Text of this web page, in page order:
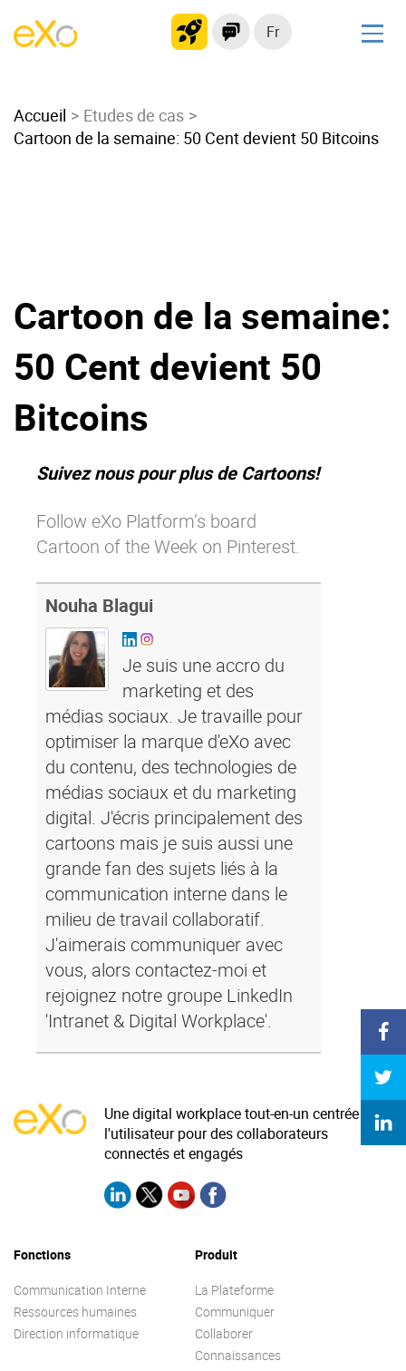
Fr
Intranet moderne
Plateforme collaborative
Migrer vers eXo Platform
La Plateforme
Internationalisation
Mobile
No code
Intégrations
IA maitrisée
Architecture
Sécurité
Open source
Offre Enterprise
Offre Professionnelle
A propos d’eXo
Centre de ressources
Contactez-nous
Essayez eXo
Accueil
Etudes de cas
Cartoon de la semaine: 50 Cent devient 50 Bitcoins
Cartoon de la semaine:
50 Cent devient 50
Bitcoins
Suivez nous pour plus de Cartoons!
Follow eXo Platform’s board
Cartoon of the Week on Pinterest.
Nouha Blagui
Je suis une accro du
marketing et des
médias sociaux. Je travaille pour
optimiser la marque d'eXo avec
du contenu, des technologies de
médias sociaux et du marketing
digital. J'écris principalement des
cartoons mais je suis aussi une
grande fan des sujets liés à la
communication interne dans le
milieu de travail collaboratif.
J'aimerais communiquer avec
vous, alors contactez-moi et
rejoignez notre groupe LinkedIn
'Intranet & Digital Workplace'.
Une digital workplace tout-en-un centrée sur
l'utilisateur pour des collaborateurs
connectés et engagés
Fonctions
Communication Interne
Ressources humaines
Direction informatique
Produit
La Plateforme
Communiquer
Collaborer
Connaissances